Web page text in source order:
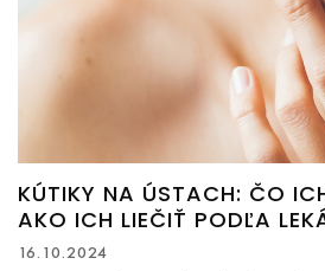
KÚTIKY NA ÚSTACH: ČO
AKO ICH LIEČIŤ PODĽA
16.10.2024